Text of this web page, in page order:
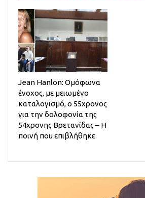
Jean Hanlon: Ομόφωνα
ένοχος, με μειωμένο
καταλογισμό, ο 55χρονος
για την δολοφονία της
54χρονης Βρετανίδας – Η
ποινή που επιβλήθηκε